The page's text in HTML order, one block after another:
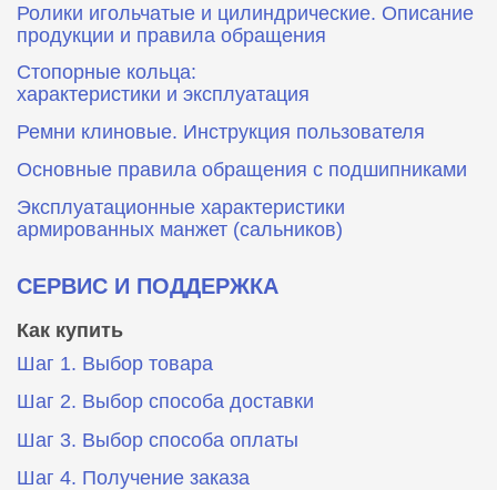
Ролики игольчатые и цилиндрические. Описание
продукции и правила обращения
Стопорные кольца:
характеристики и эксплуатация
Ремни клиновые. Инструкция пользователя
Основные правила обращения с подшипниками
Эксплуатационные характеристики
армированных манжет (сальников)
СЕРВИС И ПОДДЕРЖКА
Как купить
Шаг 1. Выбор товара
Шаг 2. Выбор способа доставки
Шаг 3. Выбор способа оплаты
Шаг 4. Получение заказа